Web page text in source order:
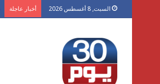
السبت, 8 أغسطس 2026 أخبار عاجلة